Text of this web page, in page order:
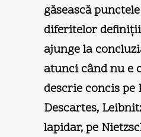
găsească
diferitelor definiţii
ajunge la
atunci când nu e
descrie concis pe
Descartes,
lapidar, pe